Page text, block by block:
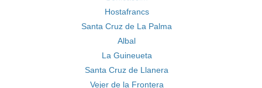
Hostafrancs
Santa Cruz de La Palma
Albal
La Guineueta
Santa Cruz de Llanera
Vejer de la Frontera